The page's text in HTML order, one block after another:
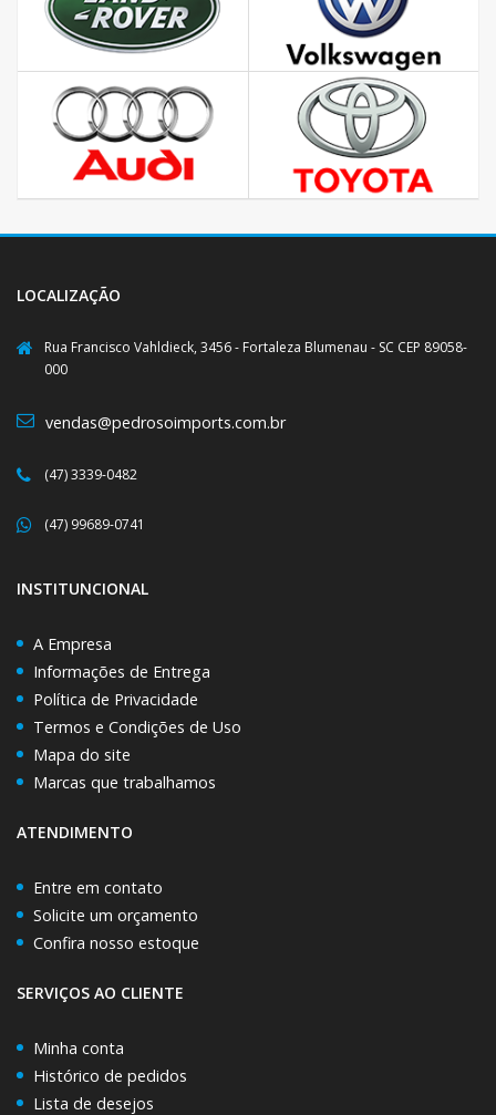
LOCALIZAÇÃO
Rua Francisco Vahldieck, 3456 - Fortaleza Blumenau - SC CEP 89058-
000
vendas@pedrosoimports.com.br
(47) 3339-0482
(47) 99689-0741
INSTITUNCIONAL
A Empresa
Informações de Entrega
Política de Privacidade
Termos e Condições de Uso
Mapa do site
Marcas que trabalhamos
ATENDIMENTO
Entre em contato
Solicite um orçamento
Confira nosso estoque
SERVIÇOS AO CLIENTE
Minha conta
Histórico de pedidos
Lista de desejos